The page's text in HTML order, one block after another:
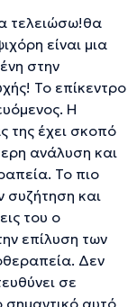
τελειώσω!θα
είναι μια
στην
Το επίκεντρο
Η
της έχει σκοπό
ανάλυση και
Το πιο
συζήτηση και
του ο
επίλυση των
Δεν
σε
σημαντικό αυτό